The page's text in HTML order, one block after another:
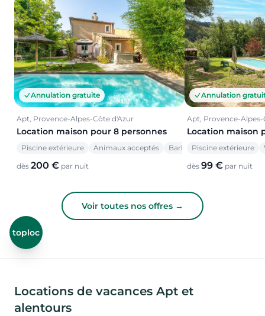
Annulation gratuite
Apt, Provence-Alpes-Côte d'Azur
Location maison pour 8 personnes
Piscine extérieure Animaux acceptés Barbecue
dès 200 € par nuit
Annulation
Apt, Provence-Alpes-
Location maison
Piscine extérieure
dès 99 € par nuit
Voir toutes nos offres →
toploc
Locations de vacances Apt et
alentours